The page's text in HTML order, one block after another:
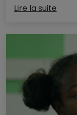
Lire la suite